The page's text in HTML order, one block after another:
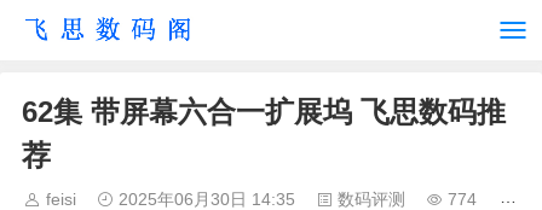
62集 带屏幕六合一扩展坞 飞思数码推
荐
feisi 2025年06月30日 14:35 数码评测 774